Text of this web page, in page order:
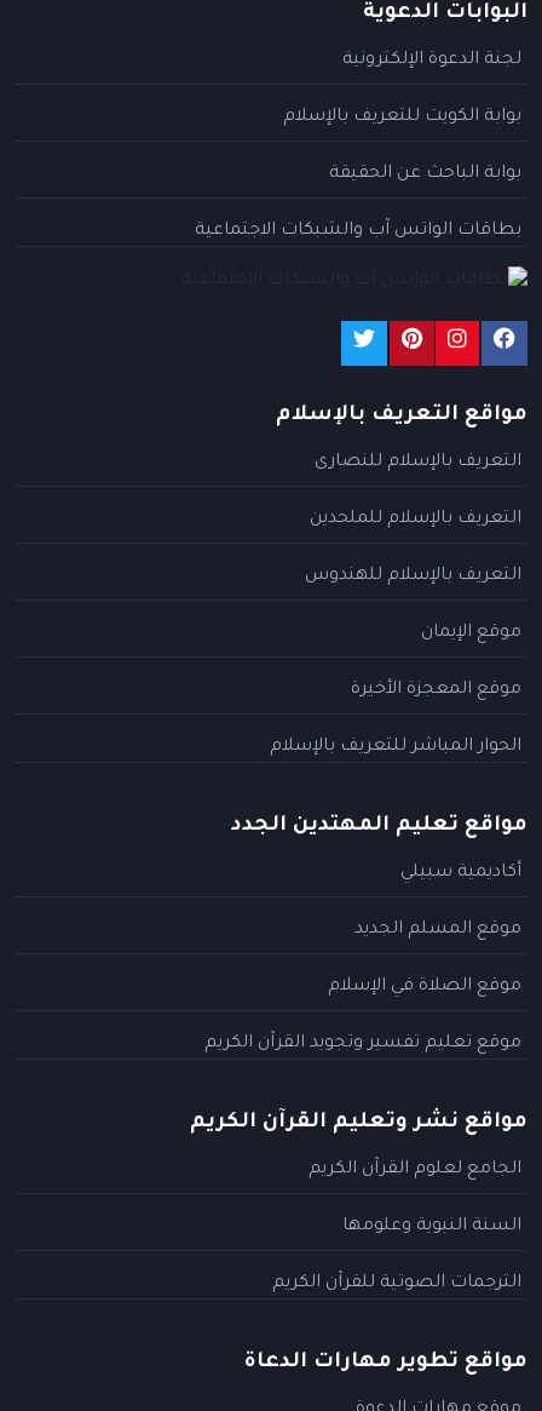
البوابات الدعوية
لجنة الدعوة الإلكترونية
بوابة الكويت للتعريف بالإسلام
بوابة الباحث عن الحقيقة
بطاقات الواتس آب والشبكات الاجتماعية
مواقع التعريف بالإسلام
التعريف بالإسلام للنصارى
التعريف بالإسلام للملحدين
التعريف بالإسلام للهندوس
موقع الإيمان
موقع المعجزة الأخيرة
الحوار المباشر للتعريف بالإسلام
مواقع تعليم المهتدين الجدد
أكاديمية سبيلي
موقع المسلم الجديد
موقع الصلاة في الإسلام
موقع تعليم تفسير وتجويد القرآن الكريم
مواقع نشر وتعليم القرآن الكريم
الجامع لعلوم القرآن الكريم
السنة النبوية وعلومها
الترجمات الصوتية للقرآن الكريم
مواقع تطوير مهارات الدعاة